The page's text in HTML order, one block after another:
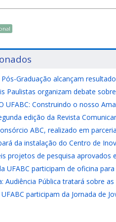
Graduação alcançam
Paulistas organizam debate
UFABC: Construindo o nosso
edição da Revista
ABC, realizado em
da instalação do Centro de
projetos de pesquisa aprovados
UFABC participam de oficina
Audiência Pública tratará sobre
participam da Jornada de